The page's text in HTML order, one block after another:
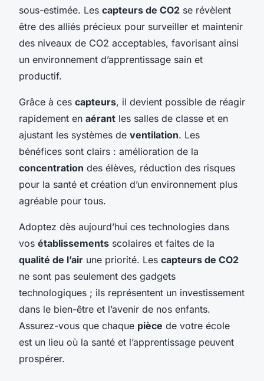
sous-estimée. Les capteurs de CO2 se révèlent
être des alliés précieux pour surveiller et maintenir
des niveaux de CO2 acceptables, favorisant ainsi
un environnement d’apprentissage sain et
productif.
Grâce à ces capteurs, il devient possible de réagir
rapidement en aérant les salles de classe et en
ajustant les systèmes de ventilation. Les
bénéfices sont clairs : amélioration de la
concentration des élèves, réduction des risques
pour la santé et création d’un environnement plus
agréable pour tous.
Adoptez dès aujourd’hui ces technologies dans
vos établissements scolaires et faites de la
qualité de l’air une priorité. Les capteurs de CO2
ne sont pas seulement des gadgets
technologiques ; ils représentent un investissement
dans le bien-être et l’avenir de nos enfants.
Assurez-vous que chaque pièce de votre école
est un lieu où la santé et l’apprentissage peuvent
prospérer.